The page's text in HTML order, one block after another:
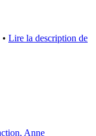
• Lire la description de